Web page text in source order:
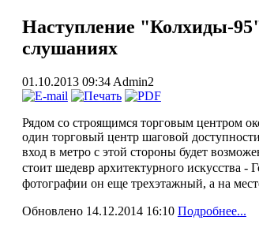
Наступление "Колхиды-
слушаниях
01.10.2013 09:34 Admin2
Рядом со строящимся торговым центром
один торговый центр шаговой
вход в метро с этой стороны будет
стоит шедевр архитектурного искусства -
фотографии он еще трехэтажный, а на
Обновлено 14.12.2014 16:10 Подробнее...